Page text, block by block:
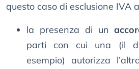
questo caso di esclusione IVA
la presenza di un
parti con cui una (il
esempio) autorizza